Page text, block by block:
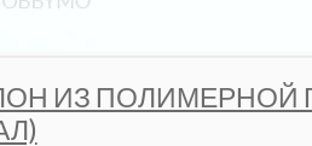
ИЗ ПОЛИМЕРНОЙ